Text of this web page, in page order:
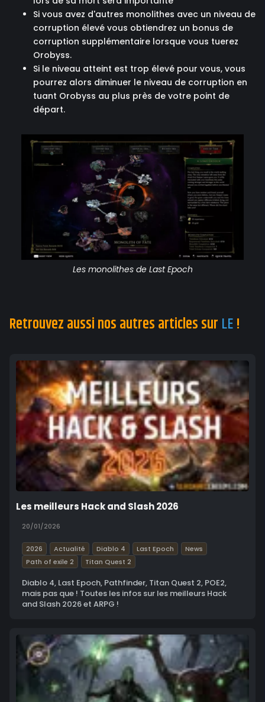
Si vous avez d'autres monolithes avec un niveau de
corruption élevé vous obtiendrez un bonus de
corruption supplémentaire lorsque vous tuerez
Orobyss.
Si le niveau atteint est trop élevé pour vous, vous
pourrez alors diminuer le niveau de corruption en
tuant Orobyss au plus près de votre point de
départ.
Les monolithes de Last Epoch
Retrouvez aussi nos autres articles sur LE!
Les meilleurs Hack and Slash 2026
20/01/2026
2026 Actualité Diablo 4 Last Epoch
News
Path of exile 2
Titan Quest 2
Diablo 4, Last Epoch, Pathfinder, Titan Quest 2, POE2,
mais pas que ! Toutes les infos sur les meilleurs Hack
and Slash 2026 et ARPG !